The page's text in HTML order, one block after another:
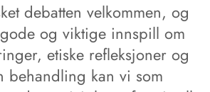
debatten velkommen, og
og viktige innspill om
etiske refleksjoner og
behandling kan vi som